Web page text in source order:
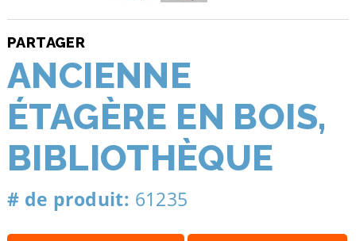
PARTAGER
ANCIENNE
ÉTAGÈRE EN BOIS,
BIBLIOTHÈQUE
# de produit: 61235